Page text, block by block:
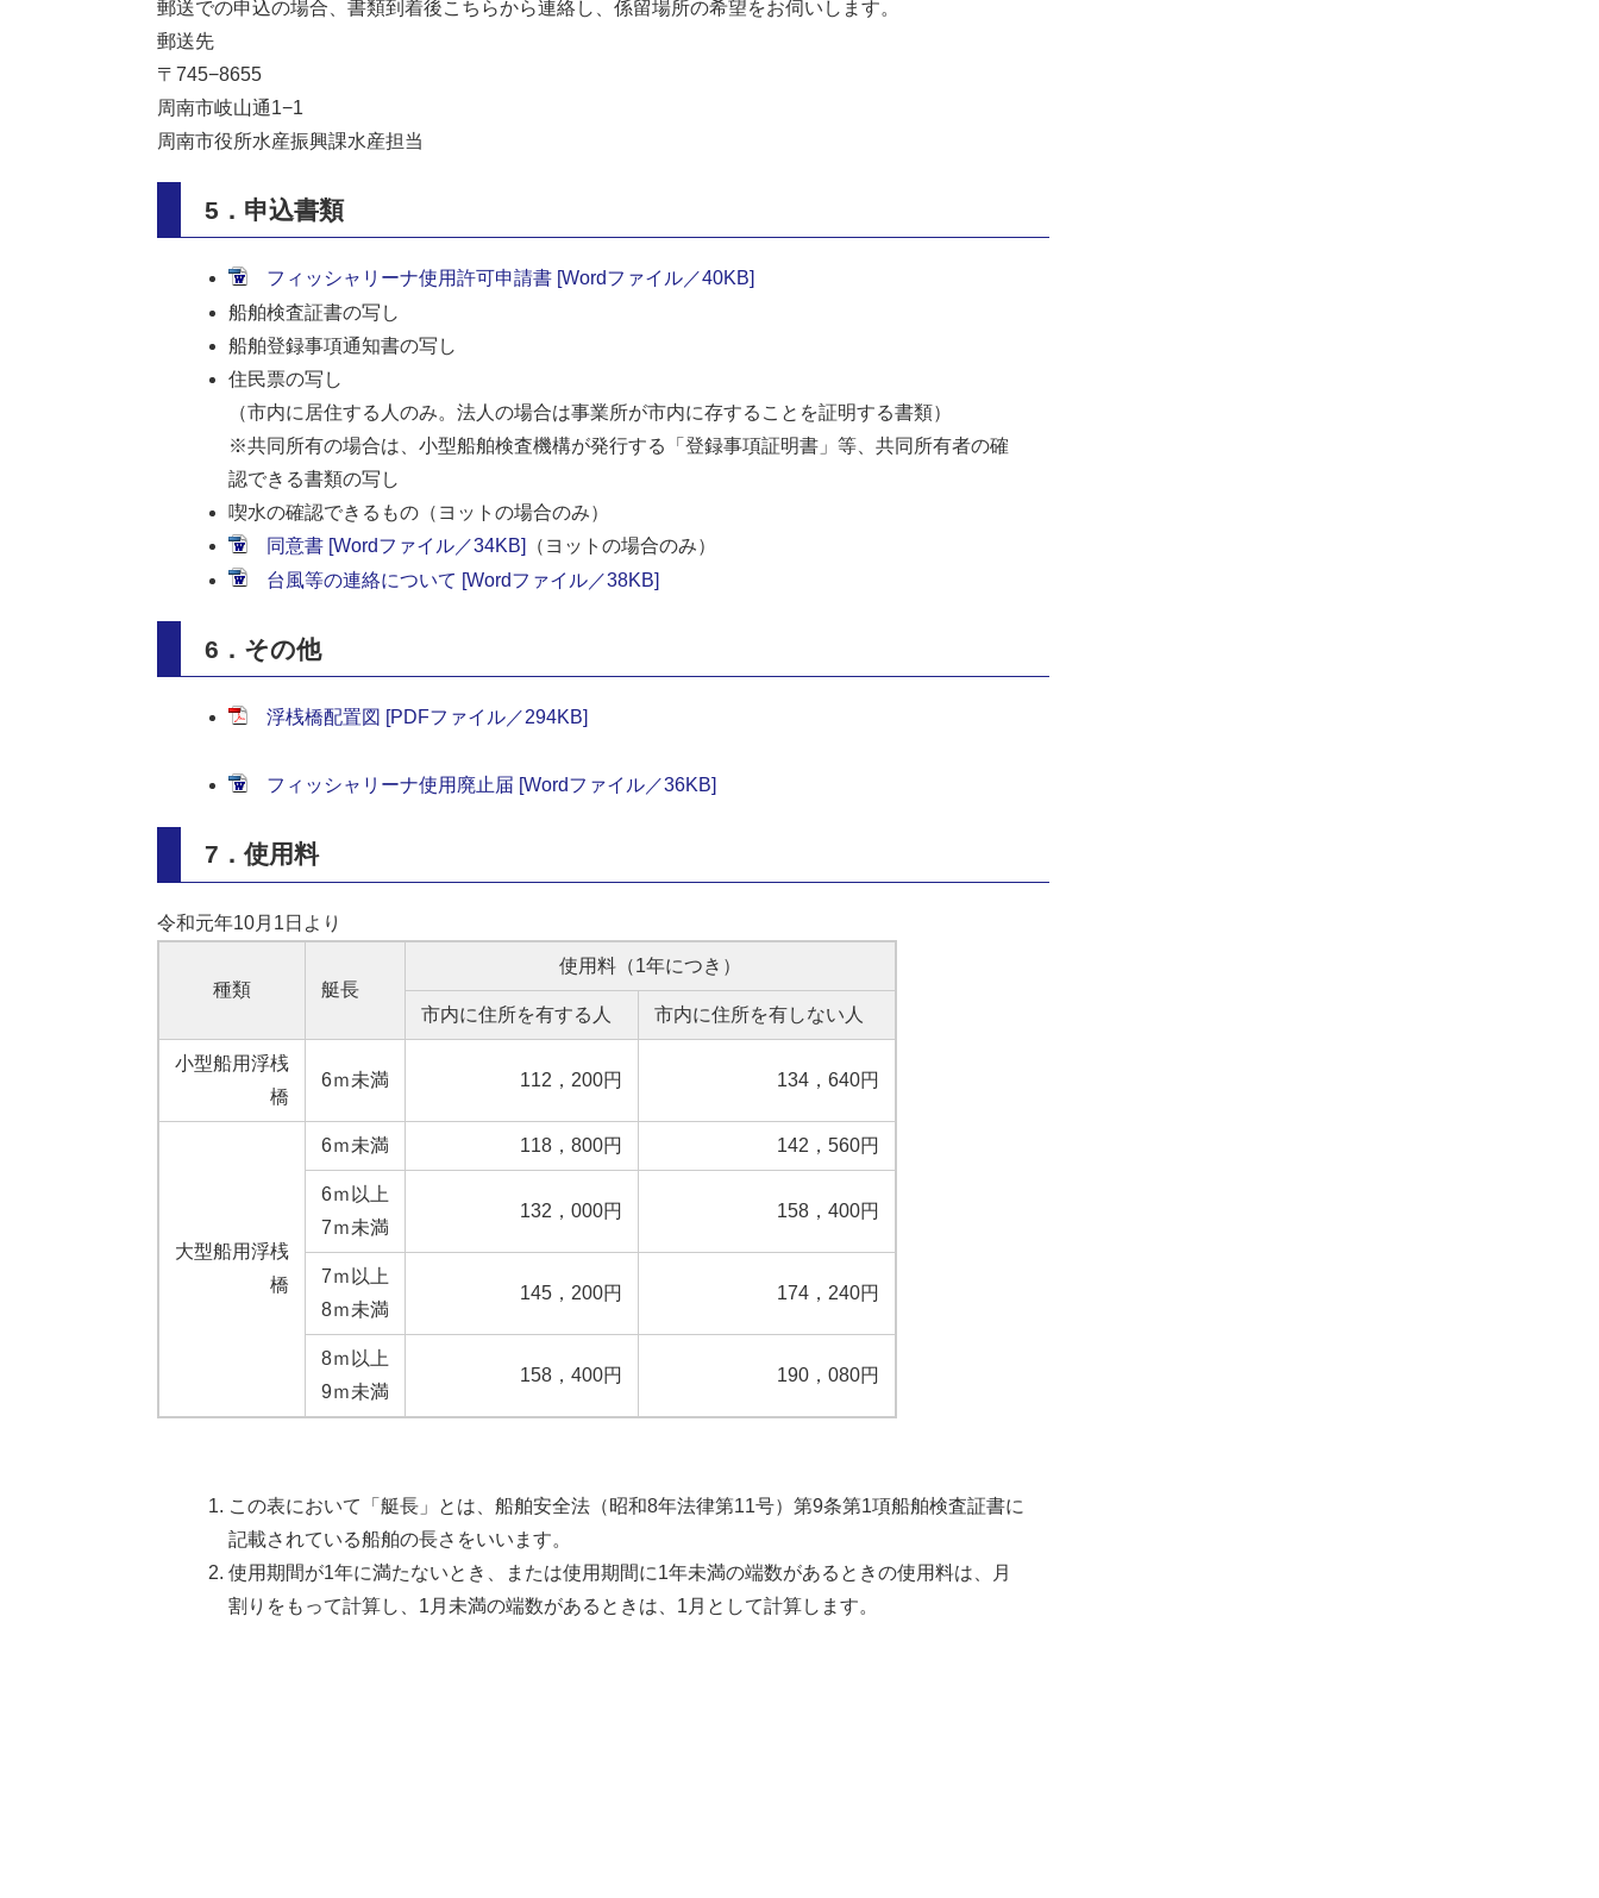
郵送での申込の場合、書類到着後こちらから連絡し、係留場所の希望をお伺いします。
郵送先
〒745−8655
周南市岐山通1−1
周南市役所水産振興課水産担当
5．申込書類
フィッシャリーナ使用許可申請書 [Wordファイル／40KB]
船舶検査証書の写し
船舶登録事項通知書の写し
住民票の写し
（市内に居住する人のみ。法人の場合は事業所が市内に存することを証明する書類）
※共同所有の場合は、小型船舶検査機構が発行する「登録事項証明書」等、共同所有者の確
認できる書類の写し
喫水の確認できるもの（ヨットの場合のみ）
同意書 [Wordファイル／34KB]
（ヨットの場合のみ）
台風等の連絡について [Wordファイル／38KB]
6．その他
浮桟橋配置図 [PDFファイル／294KB]
フィッシャリーナ使用廃止届 [Wordファイル／36KB]
7．使用料
令和元年10月1日より
種類 艇長
使用料（1年につき）
市内に住所を有する人 市内に住所を有しない人
小型船用浮桟
橋
6ｍ未満 112，200円 134，640円
大型船用浮桟
橋
6ｍ未満 118，800円 142，560円
6ｍ以上
7ｍ未満
132，000円 158，400円
7ｍ以上
8ｍ未満
145，200円 174，240円
8ｍ以上
9ｍ未満
158，400円 190，080円
この表において「艇長」とは、船舶安全法（昭和8年法律第11号）第9条第1項船舶検査証書に
記載されている船舶の長さをいいます。
使用期間が1年に満たないとき、または使用期間に1年未満の端数があるときの使用料は、月
割りをもって計算し、1月未満の端数があるときは、1月として計算します。